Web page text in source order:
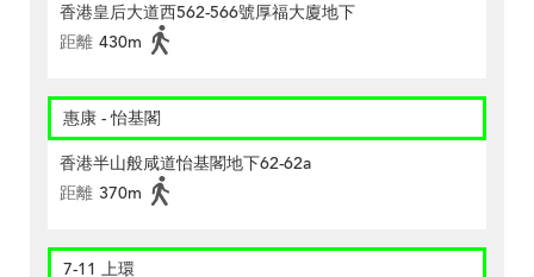
香港皇后大道西562-566號厚福大廈地下
距離 430m
惠康 - 怡基閣
香港半山般咸道怡基閣地下62-62a
距離 370m
7-11 上環